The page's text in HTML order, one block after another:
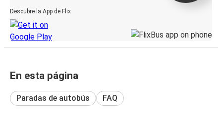
Descubre la App de Flix
En esta página
Paradas de autobús FAQ